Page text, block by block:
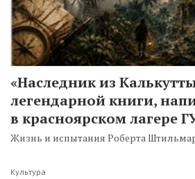
«Наследник из
легендарной книги,
в красноярском лагере
Жизнь и испытания Роберта
Культура